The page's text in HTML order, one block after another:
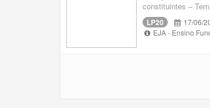
constituintes –
LP20 17/06/
EJA - Ensino